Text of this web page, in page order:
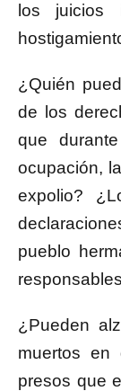
los juicios
¿Quién
de los
que
ocupación,
expolio?
pueblo
¿Pueden
muertos en
presos que